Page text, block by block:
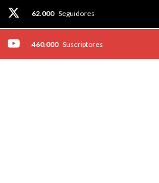
62.000 Seguidores
460.000 Suscriptores